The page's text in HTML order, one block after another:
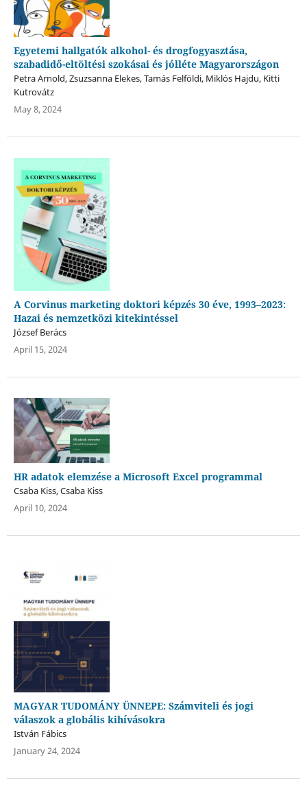
Egyetemi hallgatók alkohol- és drogfogyasztása,
szabadidő-eltöltési szokásai és jólléte Magyarországon
Petra Arnold, Zsuzsanna Elekes, Tamás Felföldi, Miklós Hajdu, Kitti
Kutrovátz
May 8, 2024
A Corvinus marketing doktori képzés 30 éve, 1993–2023:
Hazai és nemzetközi kitekintéssel
József Berács
April 15, 2024
HR adatok elemzése a Microsoft Excel programmal
Csaba Kiss, Csaba Kiss
April 10, 2024
MAGYAR TUDOMÁNY ÜNNEPE: Számviteli és jogi
válaszok a globális kihívásokra
István Fábics
January 24, 2024